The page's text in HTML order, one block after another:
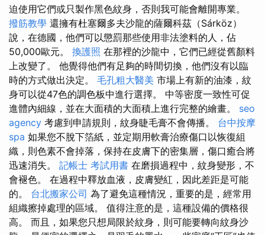
迫使用它們或只製作黑色紋身，否則我可能會離開專業。
撥筋教學 還擁有杜塞爾多夫沙龍的薩爾科茲（Sárköz）
說，在德國，他們可以懲罰那些使用非法塗料的人，佔
50,000歐元。 換護照 在那裡的沙龍中，它們已經從舊顏料
上改變了。 他覺得他們有足夠的時間切換，他們沒有以臨
時的方式做出決定。 毛孔粗大醫美 市場上有新的油漆，紋
身可以從47色的調色板中進行選擇。 中等密度一致性可促
進體內細線，並在大面積的大面積上進行完整的繪畫。 seo
agency 考慮到申請規則，紋身睫毛膏不會傳播。 台中按摩
spa 如果您不脫下箔紙，並定期用軟膏治療傷口以恢復組
織，則色素不會掉落，保持在皮膚下的密集層，傷口癒合將
迅速消失。 記帳士 考試用書 在磨損過程中，紋身變形，不
會褪色。 在過程中釋放血液，皮膚變紅，因此差距是可能
的。 台北搬家公司 為了避免這種情況，重要的是，經常用
組織擦掉處理的區域。 值得注意的是，這種設備的價格很
高。 而且，如果您只想局限於紋身，則可能要轉向紋身沙